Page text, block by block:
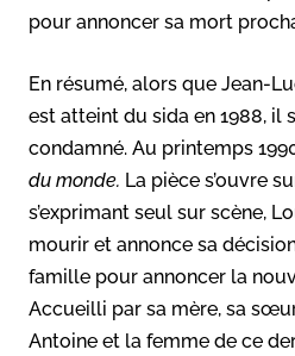
pour annoncer sa mort
En résumé, alors que Jean-
est atteint du sida en 1988, il
condamné. Au printemps
du monde. La pièce s’ouvre
s’exprimant seul sur scène,
mourir et annonce sa
famille pour annoncer la
Accueilli par sa mère, sa
Antoine et la femme de ce